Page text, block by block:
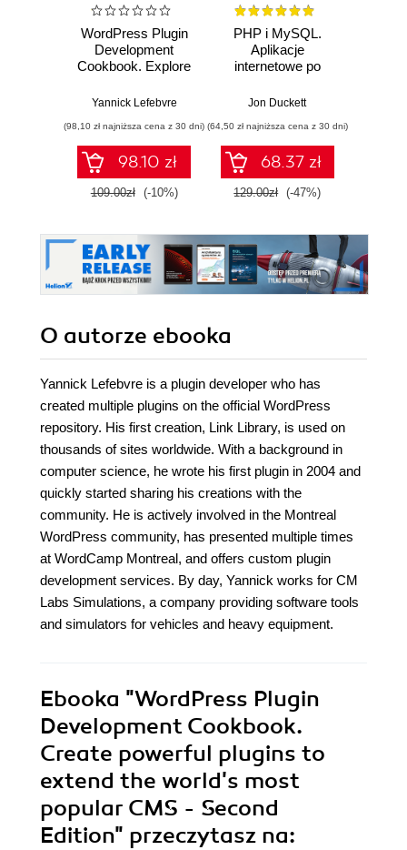
WordPress Plugin
Development
Cookbook. Explore
tools to craft
that extend the
world's most
popular CMS -
Third Edition
Yannick Lefebvre
(98,10 zł najniższa cena z 30 dni)
98.10 zł
109.00zł (-10%)
PHP i MySQL.
Aplikacje
internetowe po
Jon Duckett
(64,50 zł najniższa cena z 30 dni)
68.37 zł
129.00zł (-47%)
O autorze ebooka
Yannick Lefebvre is a plugin developer who has
created multiple plugins on the official WordPress
repository. His first creation, Link Library, is used on
thousands of sites worldwide. With a background in
computer science, he wrote his first plugin in 2004 and
quickly started sharing his creations with the
community. He is actively involved in the Montreal
WordPress community, has presented multiple times
at WordCamp Montreal, and offers custom plugin
development services. By day, Yannick works for CM
Labs Simulations, a company providing software tools
and simulators for vehicles and heavy equipment.
Ebooka "WordPress Plugin
Development Cookbook.
Create powerful plugins to
extend the world's most
popular CMS - Second
Edition" przeczytasz na: